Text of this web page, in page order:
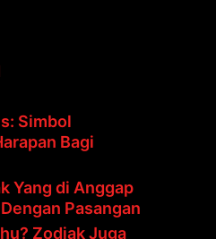
Simbol
Bagi
Yang di Anggap
Pasangan
Zodiak Juga